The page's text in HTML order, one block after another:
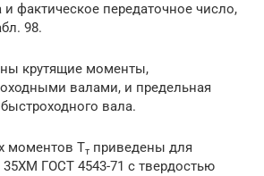
фактическое передаточное число,
98.
крутящие моменты,
валами, и предельная
вала.
моментов Тт приведены для
35ХМ ГОСТ 4543-71 с твердостью